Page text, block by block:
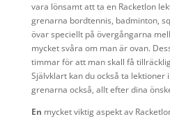
vara lönsamt att ta en Racketlon
grenarna bordtennis, badminton,
övar speciellt på övergångarna
mycket svåra om man är ovan.
timmar för att man skall få
Självklart kan du också ta lektioner
grenarna också, allt efter dina
En mycket viktig aspekt av